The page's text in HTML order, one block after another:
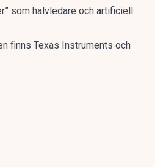
som halvledare och artificiell
finns Texas Instruments och